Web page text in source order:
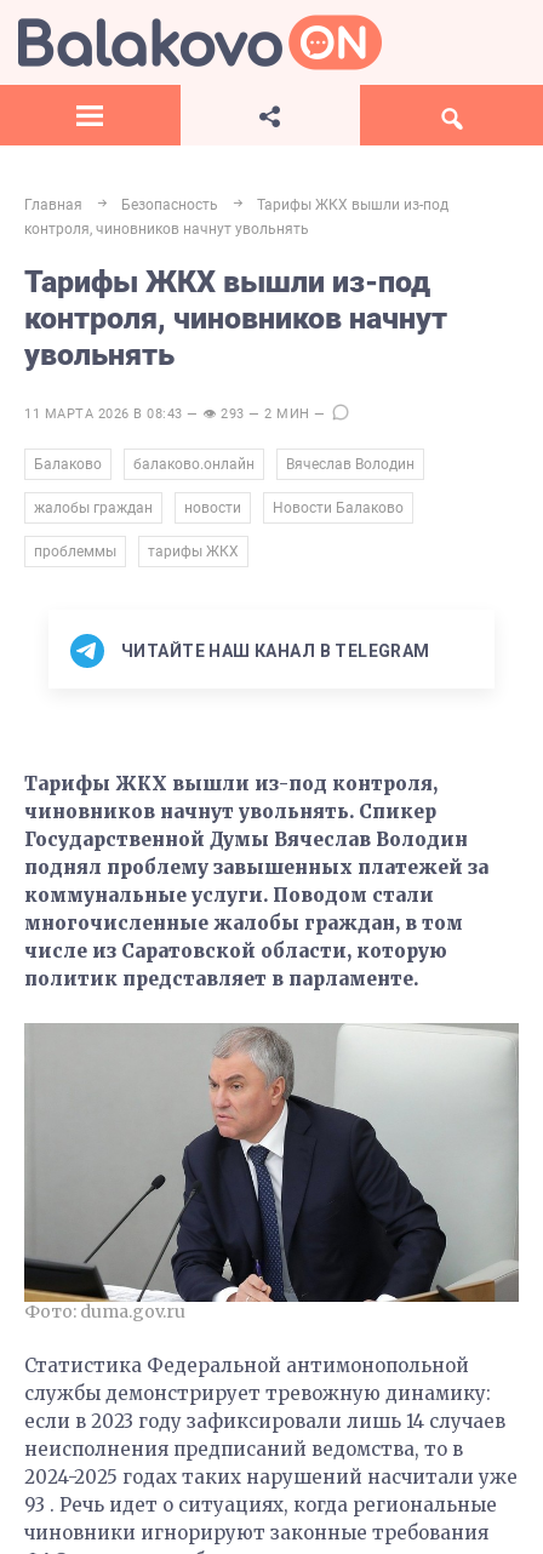
Главная Безопасность
Тарифы ЖКХ вышли из-под
контроля, чиновников начнут увольнять
Тарифы ЖКХ вышли из-под
контроля, чиновников начнут
увольнять
11 МАРТА 2026 В 08:43 — 👁 293 — 2 МИН —
Балаково балаково.онлайн Вячеслав Володин
жалобы граждан новости Новости Балаково
проблеммы тарифы ЖКХ
ЧИТАЙТЕ НАШ КАНАЛ В TELEGRAM
Тарифы ЖКХ вышли из-под контроля,
чиновников начнут увольнять. Спикер
Государственной Думы Вячеслав Володин
поднял проблему завышенных платежей за
коммунальные услуги. Поводом стали
многочисленные жалобы граждан, в том
числе из Саратовской области, которую
политик представляет в парламенте.
Фото: duma.gov.ru
Статистика Федеральной антимонопольной
службы демонстрирует тревожную динамику:
если в 2023 году зафиксировали лишь 14 случаев
неисполнения предписаний ведомства, то в
2024-2025 годах таких нарушений насчитали уже
93 . Речь идет о ситуациях, когда региональные
чиновники игнорируют законные требования